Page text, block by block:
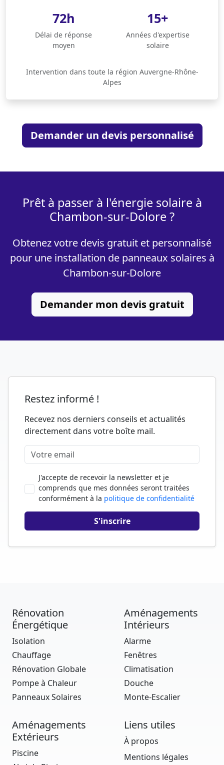
72h
Délai de réponse
moyen
15+
Années d'expertise
solaire
Intervention dans toute la région Auvergne-Rhône-
Alpes
Demander un devis personnalisé
Prêt à passer à l'énergie solaire à
Chambon-sur-Dolore ?
Obtenez votre devis gratuit et personnalisé
pour une installation de panneaux solaires à
Chambon-sur-Dolore
Demander mon devis gratuit
Restez informé !
Recevez nos derniers conseils et actualités
directement dans votre boîte mail.
J'accepte de recevoir la newsletter et je
comprends que mes données seront traitées
conformément à la politique de confidentialité
Rénovation
Énergétique
Isolation
Chauffage
Rénovation Globale
Pompe à Chaleur
Panneaux Solaires
Aménagements
Intérieurs
Alarme
Fenêtres
Climatisation
Douche
Monte-Escalier
Aménagements
Extérieurs
Piscine
Liens utiles
À propos
Mentions légales